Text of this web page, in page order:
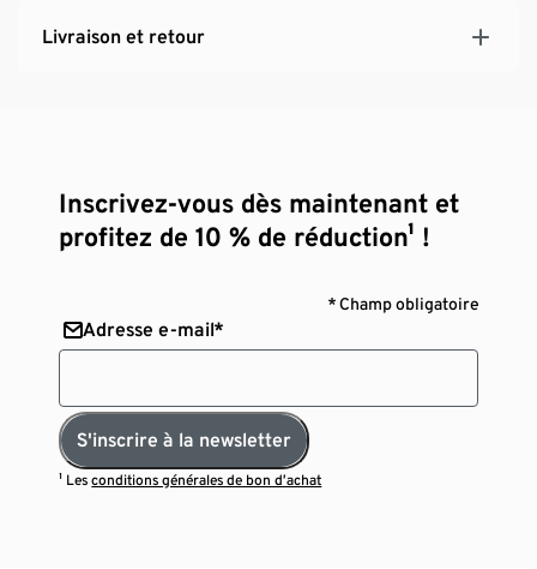
Livraison et retour
Inscrivez-vous dès maintenant et
profitez de 10 % de réduction¹ !
* Champ obligatoire
Adresse e-mail*
S'inscrire à la newsletter
¹ Lesconditions générales de bon d’achat